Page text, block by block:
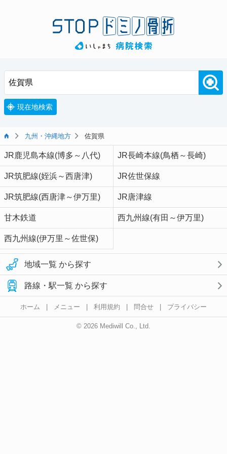
現在地検索
九州・沖縄地方 佐賀県
JR鹿児島本線(博多～八代) JR長崎本線(鳥栖～長崎)
JR筑肥線(姪浜～西唐津) JR佐世保線
JR筑肥線(西唐津～伊万里) JR唐津線
甘木鉄道 西九州線(有田～伊万里)
西九州線(伊万里～佐世保)
地域一覧 から探す
路線・駅一覧 から探す
ホーム | メニュー | 利用規約 | 問合せ | プライバシー
© 2026 Mediwill Co., Ltd.